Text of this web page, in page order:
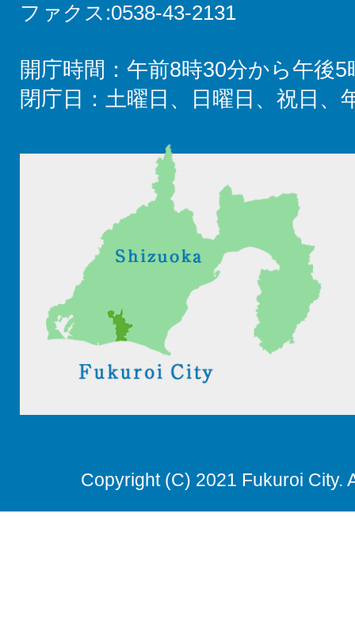
ファクス:0538-43-2131
開庁時間：午前8時30分から午後5
閉庁日：土曜日、日曜日、祝日、
Copyright (C) 2021 Fukuroi City.